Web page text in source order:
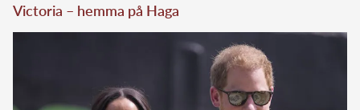
Victoria – hemma på Haga